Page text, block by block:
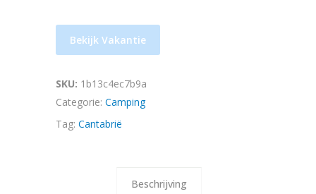
Bekijk Vakantie
SKU: 1b13c4ec7b9a
Categorie: Camping
Tag: Cantabrië
Beschrijving